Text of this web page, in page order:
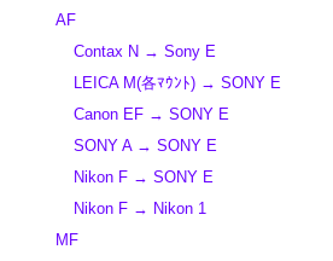
AF
Contax N → Sony E
LEICA M(各ﾏｳﾝﾄ) → SONY E
Canon EF → SONY E
SONY A → SONY E
Nikon F → SONY E
Nikon F → Nikon 1
MF